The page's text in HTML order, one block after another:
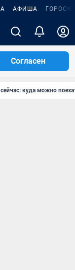
АФИША
Согласен
сейчас: куда можно